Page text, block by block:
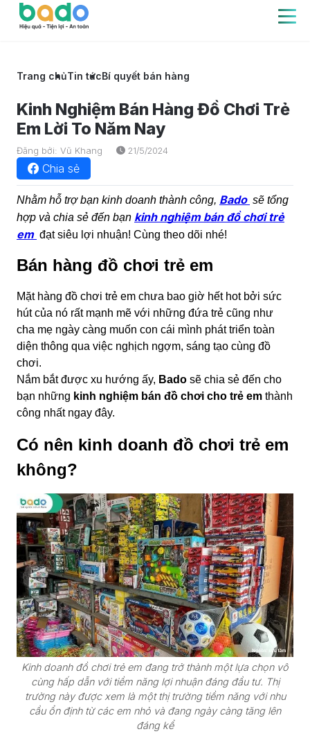
Trang chủTin tứcBí quyết bán hàng
Kinh Nghiệm Bán Hàng Đồ Chơi Trẻ
Em Lời To Năm Nay
Đăng bởi: Vũ Khang 21/5/2024
Chia sẻ
Nhằm hỗ trợ bạn kinh doanh thành công, Bado sẽ tổng
hợp và chia sẻ đến bạn kinh nghiệm bán đồ chơi trẻ
em đạt siêu lợi nhuận! Cùng theo dõi nhé!
Bán hàng đồ chơi trẻ em
Mặt hàng đồ chơi trẻ em chưa bao giờ hết hot bởi sức
hút của nó rất mạnh mẽ với những đứa trẻ cũng như
cha mẹ ngày càng muốn con cái mình phát triển toàn
diện thông qua việc nghịch ngợm, sáng tạo cùng đồ
chơi.
Nắm bắt được xu hướng ấy, Bado sẽ chia sẻ đến cho
bạn những kinh nghiệm bán đồ chơi cho trẻ em thành
công nhất ngay đây.
Có nên kinh doanh đồ chơi trẻ em
không?
Kinh doanh đồ chơi trẻ em đang trở thành một lựa chọn vô
cùng hấp dẫn với tiềm năng lợi nhuận đáng đầu tư. Thị
trường này được xem là một thị trường tiềm năng với nhu
cầu ổn định từ các em nhỏ và đang ngày càng tăng lên
đáng kể